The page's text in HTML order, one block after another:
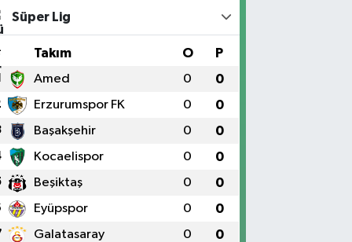
Süper Lig
Takım O P
Amed 0 0
Erzurumspor FK 0 0
Başakşehir 0 0
Kocaelispor 0 0
Beşiktaş 0 0
Eyüpspor 0 0
Galatasaray 0 0